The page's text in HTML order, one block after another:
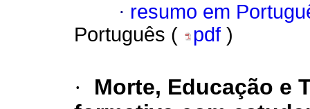
· resumo em
Português (
pdf )
·
Morte, Educação e